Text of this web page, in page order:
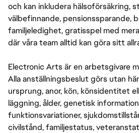
och kan inkludera hälsoförsäkring,
välbefinnande, pensionssparande,
familjeledighet, gratisspel med
där våra team alltid kan göra sitt
Electronic Arts är en arbetsgivare
Alla anställningsbeslut görs utan
ursprung, anor, kön, könsidentitet
läggning, ålder, genetisk
funktionsvariationer,
civilstånd, familjestatus,